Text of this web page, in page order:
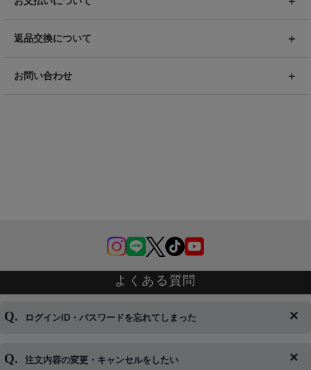
返品交換について
お問い合わせ
よくある質問
ログインID・パスワードを忘れてしまった
◆下記ページより、ログインIDの変更が可能です。
注文内容の変更・キャンセルをしたい